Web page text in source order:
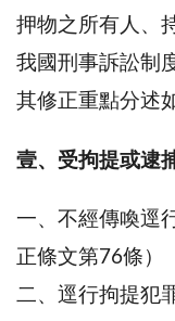
押物之所有人、
我國刑事訴訟制
其修正重點分述
壹、受拘提或逮
一、不經傳喚逕
正條文第76條）
二、逕行拘提犯